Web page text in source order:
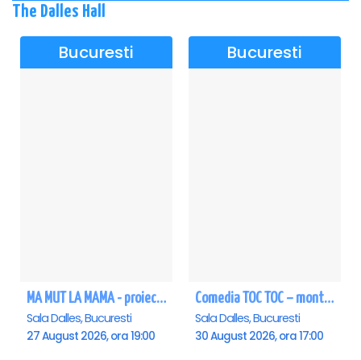
The Dalles Hall
Bucuresti
MA MUT LA MAMA - proiectie film Dalles
Sala Dalles, Bucuresti
27 August 2026, ora 19:00
Bucuresti
Comedia TOC TOC – montarea originală
Sala Dalles, Bucuresti
30 August 2026, ora 17:00